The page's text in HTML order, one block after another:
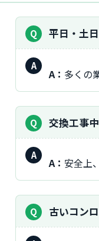
質
問：
平日・土
答：
A： 多くの
質
問：
交換工事
答：
A： 安全上
質
問：
古いコン